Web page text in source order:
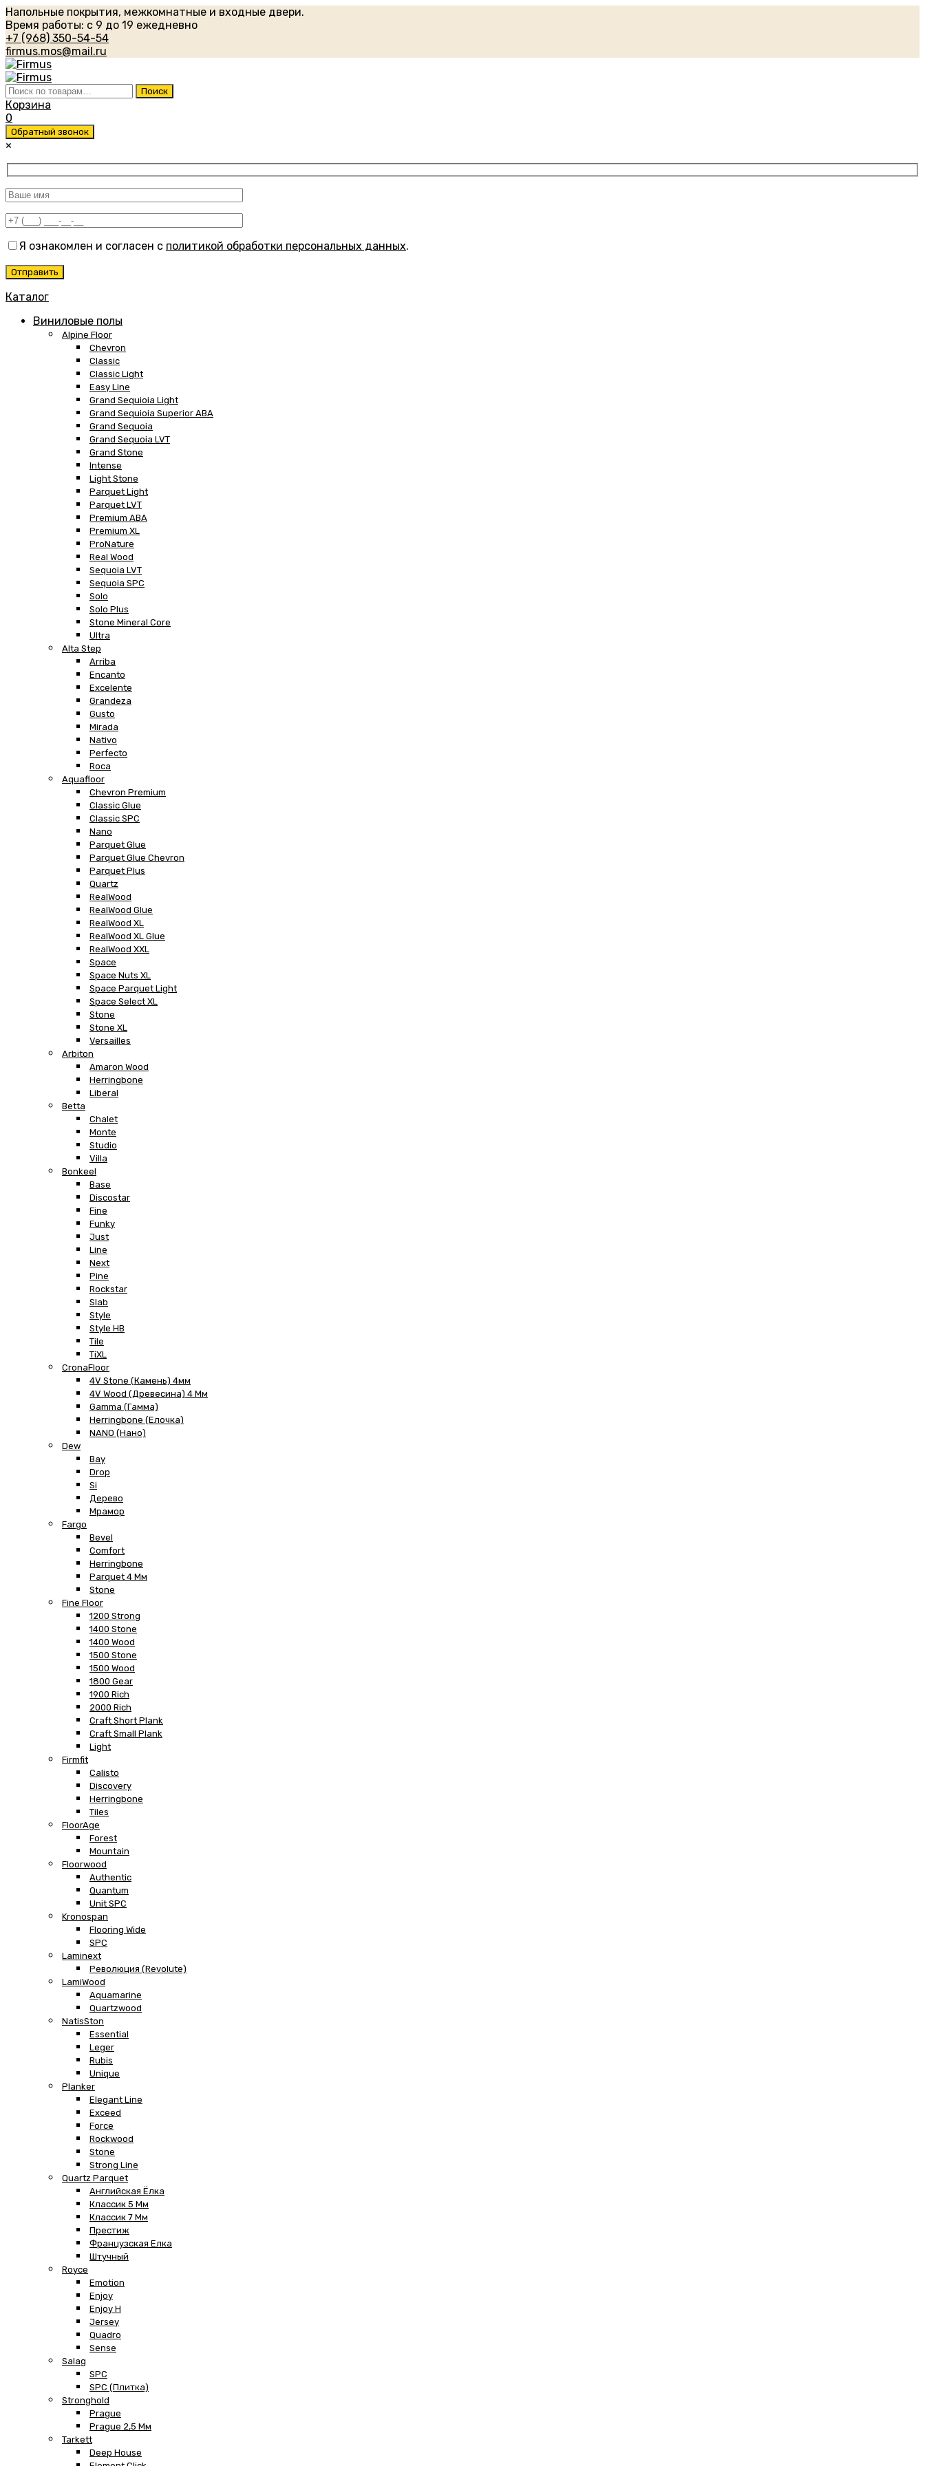
Напольные покрытия, межкомнатные и входные двери.
Время работы: с 9 до 19 ежедневно
+7 (968) 350-54-54
firmus.mos@mail.ru
Искать: Поиск
Корзина
0
Обратный звонок
×
Я ознакомлен и согласен с политикой обработки персональных данных.
Каталог
Виниловые полы
Alpine Floor
Chevron
Classic
Classic Light
Easy Line
Grand Sequioia Light
Grand Sequioia Superior ABA
Grand Sequoia
Grand Sequoia LVT
Grand Stone
Intense
Light Stone
Parquet Light
Parquet LVT
Premium ABA
Premium XL
ProNature
Real Wood
Sequoia LVT
Sequoia SPC
Solo
Solo Plus
Stone Mineral Core
Ultra
Alta Step
Arriba
Encanto
Excelente
Grandeza
Gusto
Mirada
Nativo
Perfecto
Roca
Aquafloor
Chevron Premium
Classic Glue
Classic SPC
Nano
Parquet Glue
Parquet Glue Chevron
Parquet Plus
Quartz
RealWood
RealWood Glue
RealWood XL
RealWood XL Glue
RealWood XXL
Space
Space Nuts XL
Space Parquet Light
Space Select XL
Stone
Stone XL
Versailles
Arbiton
Amaron Wood
Herringbone
Liberal
Betta
Chalet
Monte
Studio
Villa
Bonkeel
Base
Discostar
Fine
Funky
Just
Line
Next
Pine
Rockstar
Slab
Style
Style HB
Tile
TiXL
CronaFloor
4V Stone (Камень) 4мм
4V Wood (Древесина) 4 Мм
Gamma (Гамма)
Herringbone (Елочка)
NANO (Нано)
Dew
Bay
Drop
Si
Дерево
Мрамор
Fargo
Bevel
Comfort
Herringbone
Parquet 4 Мм
Stone
Fine Floor
1200 Strong
1400 Stone
1400 Wood
1500 Stone
1500 Wood
1800 Gear
1900 Rich
2000 Rich
Craft Short Plank
Craft Small Plank
Light
Firmfit
Calisto
Discovery
Herringbone
Tiles
FloorAge
Forest
Mountain
Floorwood
Authentic
Quantum
Unit SPC
Kronospan
Flooring Wide
SPC
Laminext
Революция (Revolute)
LamiWood
Aquamarine
Quartzwood
NatisSton
Essential
Leger
Rubis
Unique
Planker
Elegant Line
Exceed
Force
Rockwood
Stone
Strong Line
Quartz Parquet
Английская Ёлка
Классик 5 Мм
Классик 7 Мм
Престиж
Французская Елка
Штучный
Royce
Emotion
Enjoy
Enjoy H
Jersey
Quadro
Sense
Salag
SPC
SPC (плитка)
Stronghold
Prague
Prague 2,5 Мм
Tarkett
Deep House